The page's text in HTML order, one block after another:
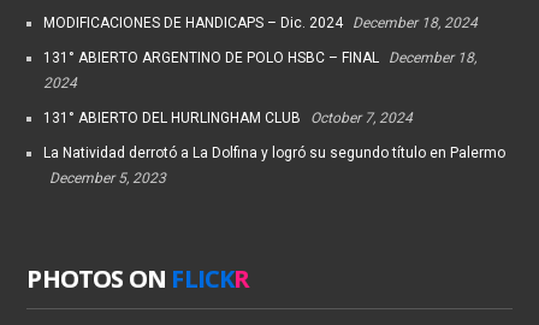
MODIFICACIONES DE HANDICAPS – Dic. 2024 December 18, 2024
131° ABIERTO ARGENTINO DE POLO HSBC – FINAL
December 18,
2024
131° ABIERTO DEL HURLINGHAM CLUB October 7, 2024
La Natividad derrotó a La Dolfina y logró su segundo título en Palermo
December 5, 2023
PHOTOS ON FLICKR